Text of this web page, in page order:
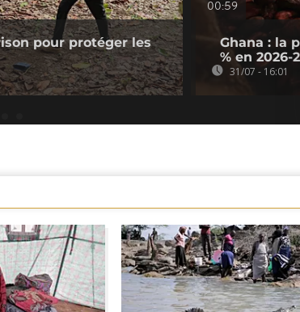
pour protéger les
00:59
Ghana : la
% en 2026-
31/07 - 16:01